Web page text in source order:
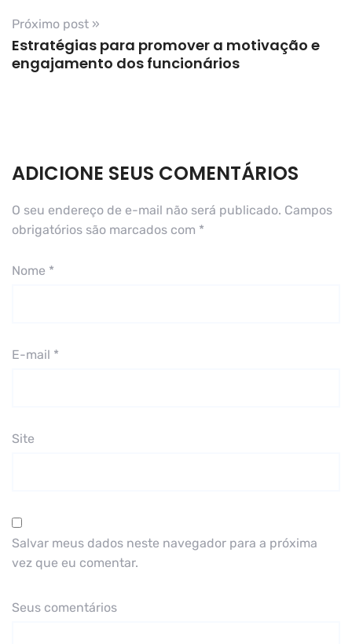
Próximo post »
Estratégias para promover a motivação e
engajamento dos funcionários
ADICIONE SEUS COMENTÁRIOS
O seu endereço de e-mail não será publicado. Campos
obrigatórios são marcados com *
Nome *
E-mail *
Site
Salvar meus dados neste navegador para a próxima
vez que eu comentar.
Seus comentários